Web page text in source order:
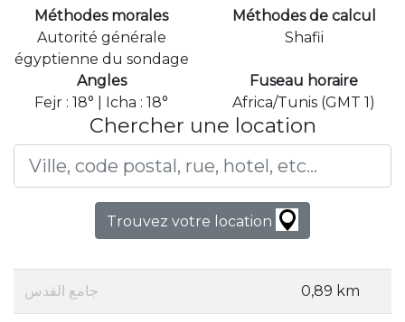
Méthodes morales
Autorité générale
égyptienne du sondage
Méthodes de calcul
Shafii
Angles
Fejr : 18° | Icha : 18°
Fuseau horaire
Africa/Tunis (GMT 1)
Chercher une location
Trouvez votre location
جامع القدس 0,89 km